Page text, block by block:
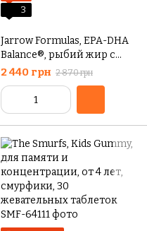
3
Jarrow Formulas, EPA-DHA
Balance®, рыбий жир с
ЭПК и ДГК,120 капсул
2 440 грн 2 870 грн